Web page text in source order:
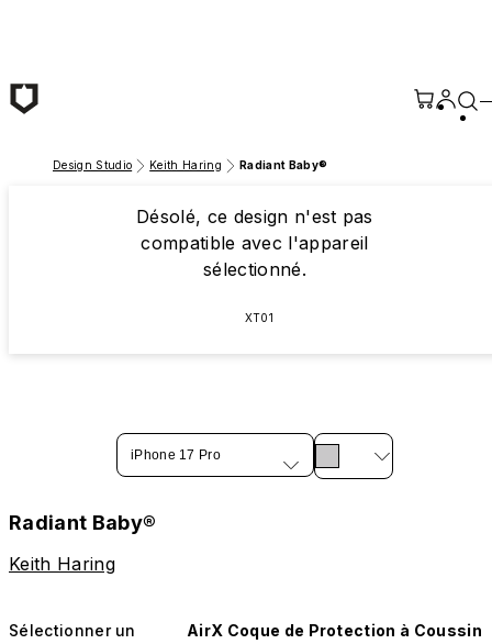
Design Studio Keith Haring Radiant Baby®
Désolé, ce design n'est pas
compatible avec l'appareil
sélectionné.
XT01
iPhone 17 Pro
Radiant Baby®
Keith Haring
Sélectionner un
AirX Coque de Protection à Coussin